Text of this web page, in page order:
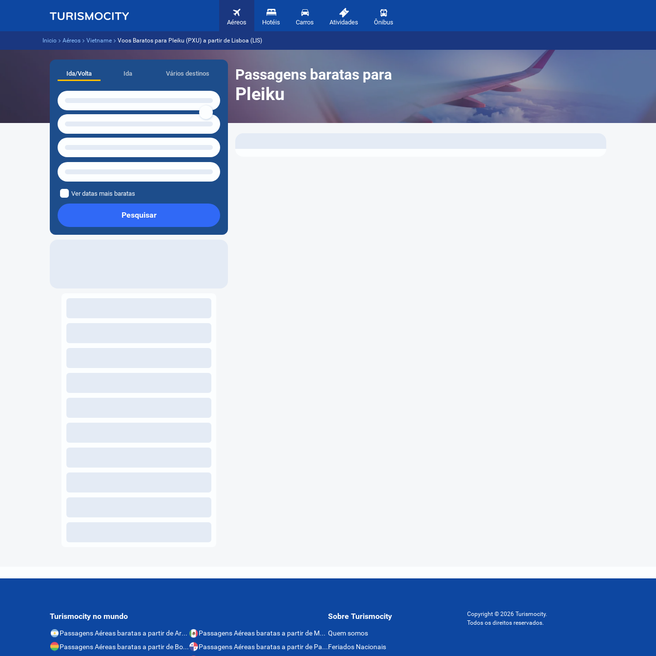
Aéreos Hotéis Carros Atividades Ônibus
Inicio Aéreos Vietname Voos Baratos para Pleiku (PXU) a partir de Lisboa (LIS)
Passagens baratas para
Pleiku
Ida/Volta Ida Vários destinos
Ver datas mais baratas
Pesquisar
Turismocity no mundo
Passagens Aéreas baratas a partir de Argentina
Passagens Aéreas baratas a partir de Bolívia
Passagens Aéreas baratas a partir de México
Passagens Aéreas baratas a partir de Panamá
Sobre Turismocity
Quem somos
Feriados Nacionais
Copyright © 2026 Turismocity.
Todos os direitos reservados.